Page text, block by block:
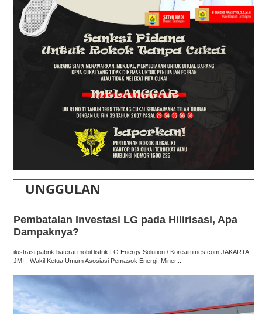
UNGGULAN
Pembatalan Investasi LG pada Hilirisasi, Apa
Dampaknya?
ilustrasi pabrik baterai mobil listrik LG Energy Solution / Koreaittimes.com JAKARTA,
JMI - Wakil Ketua Umum Asosiasi Pemasok Energi, Miner...